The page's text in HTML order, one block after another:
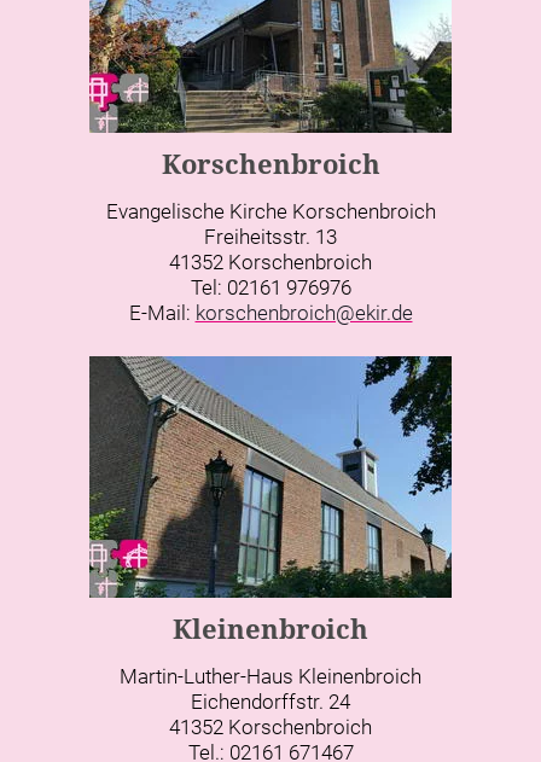
Korschenbroich
Evangelische Kirche Korschenbroich
Freiheitsstr. 13
41352 Korschenbroich
Tel: 02161 976976
E-Mail: korschenbroich@ekir.de
Kleinenbroich
Martin-Luther-Haus Kleinenbroich
Eichendorffstr. 24
41352 Korschenbroich
Tel.: 02161 671467